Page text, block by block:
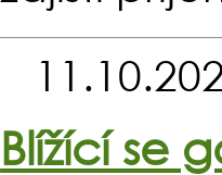
Blížící se